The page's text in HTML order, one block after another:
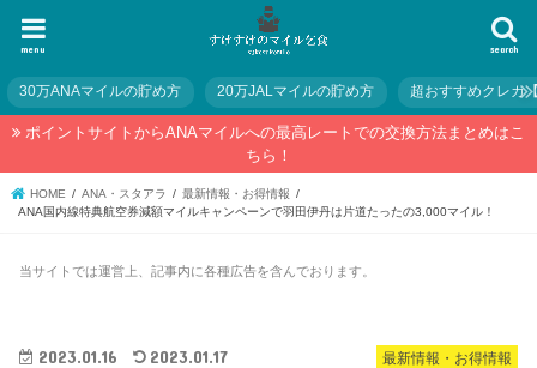
search
menu
30万ANAマイルの貯め方 20万JALマイルの貯め方 超おすすめクレカ
ポイントサイトからANAマイルへの最高レートでの交換方法まとめはこ
ちら！
HOME ANA・スタアラ
最新情報・お得情報
ANA国内線特典航空券減額マイルキャンペーンで羽田伊丹は片道たったの3,000マイル！
当サイトでは運営上、記事内に各種広告を含んでおります。
最新情報・お得情報
2023.01.16 2023.01.17